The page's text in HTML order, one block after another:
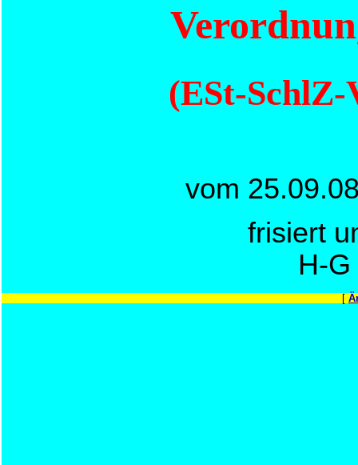
(ESt-
vom
frisiert
H-
[